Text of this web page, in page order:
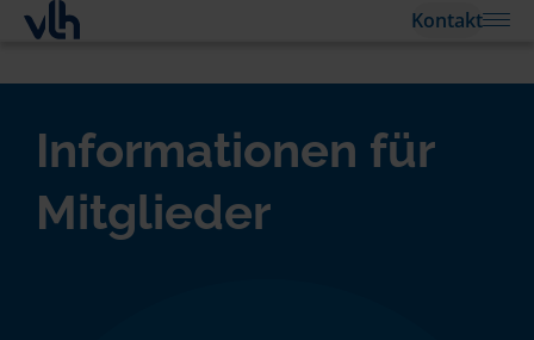
Kontakt
Informationen für
Mitglieder